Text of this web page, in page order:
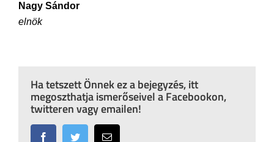
Nagy Sándor
elnök
Ha tetszett Önnek ez a bejegyzés, itt
megoszthatja ismerőseivel a Facebookon,
twitteren vagy emailen!
FacebookTwitter Email: